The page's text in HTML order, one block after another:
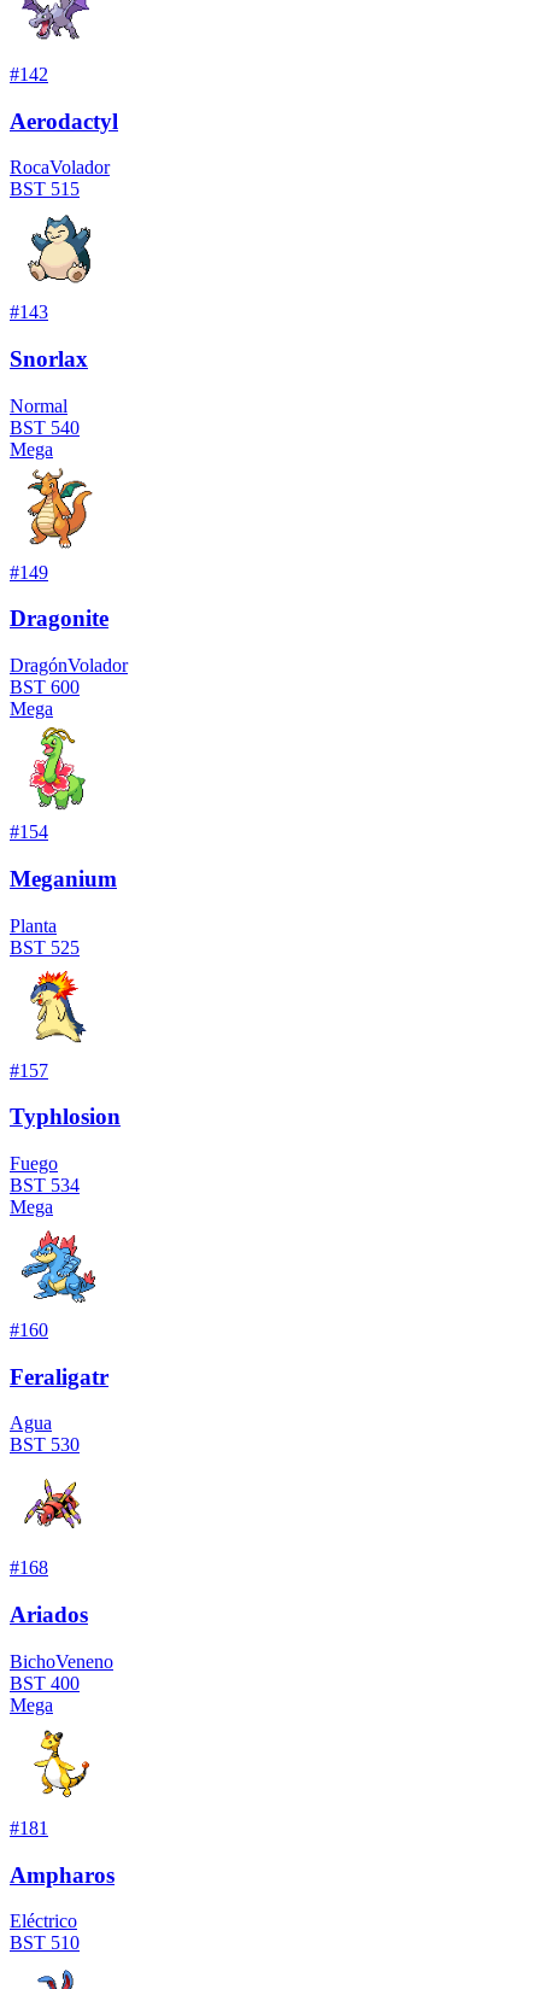
#142
Aerodactyl
RocaVolador
BST 515
#143
Snorlax
Normal
BST 540
Mega
#149
Dragonite
DragónVolador
BST 600
Mega
#154
Meganium
Planta
BST 525
#157
Typhlosion
Fuego
BST 534
Mega
#160
Feraligatr
Agua
BST 530
#168
Ariados
BichoVeneno
BST 400
Mega
#181
Ampharos
Eléctrico
BST 510